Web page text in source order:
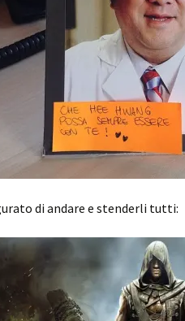
di andare e stenderli tutti: